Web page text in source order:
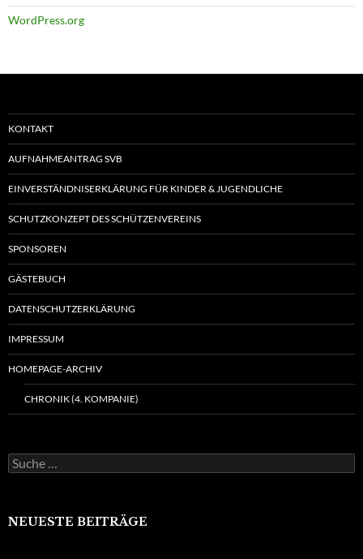
WordPress.org
KONTAKT
AUFNAHMEANTRAG SVB
EINVERSTÄNDNISERKLÄRUNG FÜR KINDER & JUGENDLICHE
SCHUTZKONZEPT DES SCHÜTZENVEREINS
SPONSOREN
GÄSTEBUCH
DATENSCHUTZERKLÄRUNG
IMPRESSUM
HOMEPAGE-ARCHIV
CHRONIK (4. KOMPANIE)
Suche
nach:
NEUESTE BEITRÄGE